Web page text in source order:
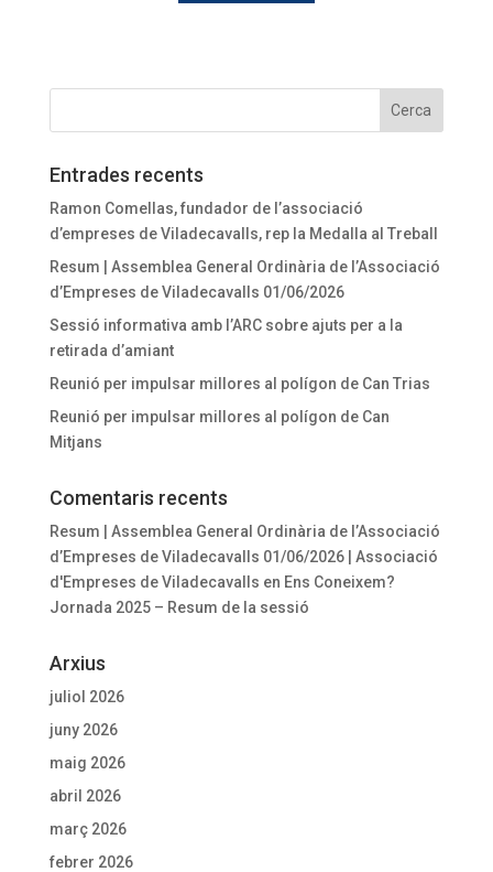
Entrades recents
Ramon Comellas, fundador de l’associació
d’empreses de Viladecavalls, rep la Medalla al Treball
Resum | Assemblea General Ordinària de l’Associació
d’Empreses de Viladecavalls 01/06/2026
Sessió informativa amb l’ARC sobre ajuts per a la
retirada d’amiant
Reunió per impulsar millores al polígon de Can Trias
Reunió per impulsar millores al polígon de Can
Mitjans
Comentaris recents
Resum | Assemblea General Ordinària de l’Associació
d’Empreses de Viladecavalls 01/06/2026 | Associació
d'Empreses de Viladecavalls en Ens Coneixem?
Jornada 2025 – Resum de la sessió
Arxius
juliol 2026
juny 2026
maig 2026
abril 2026
març 2026
febrer 2026